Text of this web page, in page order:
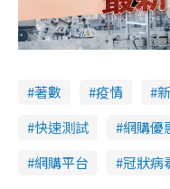
著數 疫情
快速測試
網購優
網購平台
冠狀病